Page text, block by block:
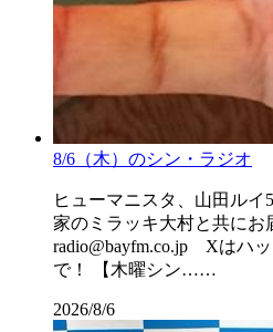
8/6（木）のシン・ラジオ
ヒューマニスタ、山田ル
家のミラッキ大村と共にお
radio@bayfm.co.jp Xはハ
で！ 【木曜シン……
2026/8/6